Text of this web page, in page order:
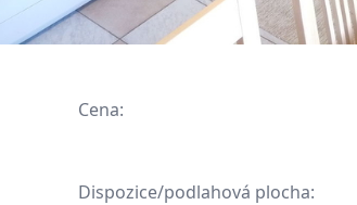
Cena:
Dispozice/podlahová plocha: